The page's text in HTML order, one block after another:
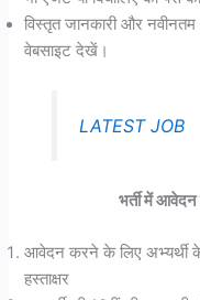
विस्तृत जानकारी और
वेबसाइट देखें।
LATEST JOB
भर्ती में
आवेदन करने के लिए अभ्यर्थी के
हस्ताक्षर